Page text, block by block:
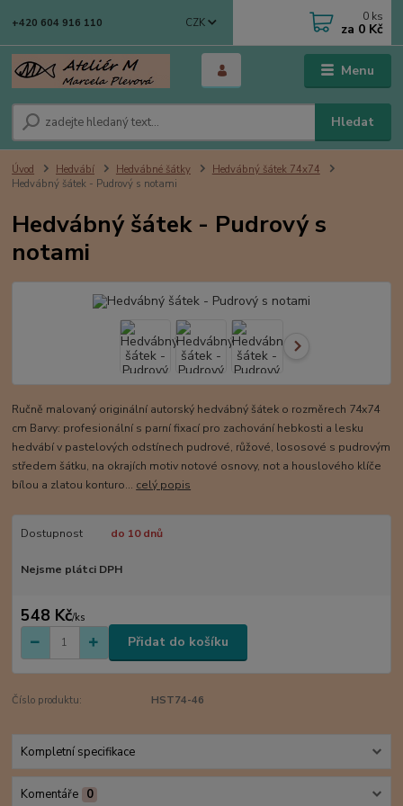
Menu
CZK
Hledat
+420 604 916 110 0 ks
za 0 Kč
Úvod Hedvábí Hedvábné šátky
Hedvábný šátek 74x74
Hedvábný šátek - Pudrový s notami
Hedvábný šátek - Pudrový s
notami
Ručně malovaný originální autorský hedvábný šátek o rozměrech 74x74
cm Barvy: profesionální s parní fixací pro zachování hebkosti a lesku
hedvábí v pastelových odstínech pudrové, růžové, lososové s pudrovým
středem šátku, na okrajích motiv notové osnovy, not a houslového klíče
bílou a zlatou konturo... celý popis
Dostupnost do 10 dnů
Nejsme plátci DPH
548 Kč/ks
Přidat do košíku
Číslo produktu: HST74-46
Kompletní specifikace
Komentáře 0